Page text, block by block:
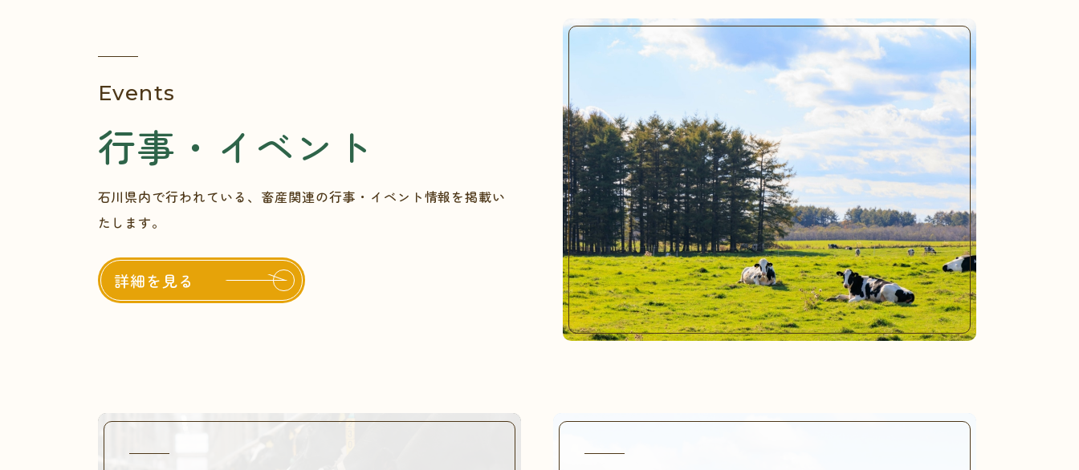
Events
行事・イベント
石川県内で行われている、畜産関連の行事・イベント情報を掲載い
たします。
詳細を見る